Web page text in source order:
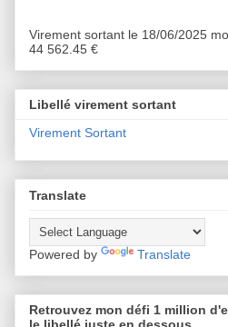
Virement sortant le 18/06/2025
44 562.45 €
Libellé virement sortant
Virement Sortant
Translate
Powered by Translate
Retrouvez mon défi 1 million